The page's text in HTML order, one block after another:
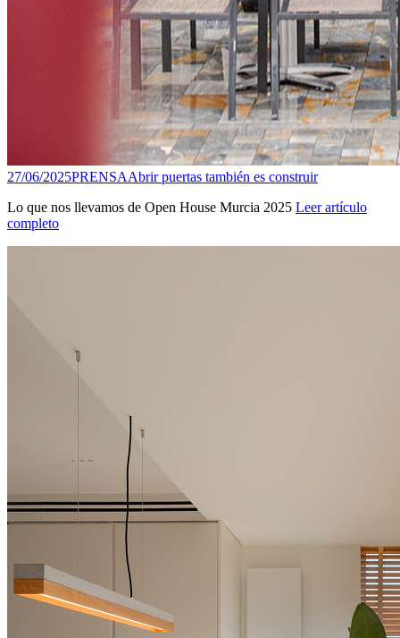
27/06/2025PRENSAAbrir puertas también es construir
Lo que nos llevamos de Open House Murcia 2025 Leer artículo
completo